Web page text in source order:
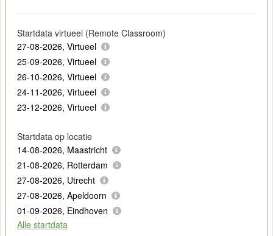
Startdata virtueel (Remote Classroom)
27-08-2026, Virtueel
25-09-2026, Virtueel
26-10-2026, Virtueel
24-11-2026, Virtueel
23-12-2026, Virtueel
Startdata op locatie
14-08-2026, Maastricht
21-08-2026, Rotterdam
27-08-2026, Utrecht
27-08-2026, Apeldoorn
01-09-2026, Eindhoven
Alle startdata